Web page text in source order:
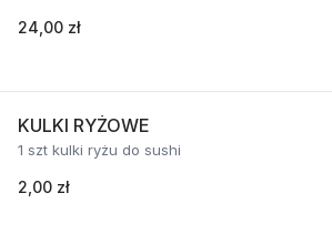
24,00 zł
KULKI RYŻOWE
1 szt kulki ryżu do sushi
2,00 zł